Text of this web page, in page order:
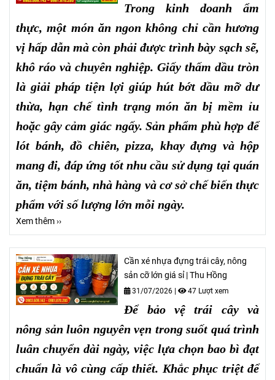
Trong kinh doanh ẩm
thực, một món ăn ngon không chỉ cần hương
vị hấp dẫn mà còn phải được trình bày sạch sẽ,
khô ráo và chuyên nghiệp. Giấy thấm dầu tròn
là giải pháp tiện lợi giúp hút bớt dầu mỡ dư
thừa, hạn chế tình trạng món ăn bị mềm ỉu
hoặc gây cảm giác ngấy. Sản phẩm phù hợp để
lót bánh, đồ chiên, pizza, khay đựng và hộp
mang đi, đáp ứng tốt nhu cầu sử dụng tại quán
ăn, tiệm bánh, nhà hàng và cơ sở chế biến thực
phẩm với số lượng lớn mỗi ngày.
Xem thêm ››
Cần xé nhựa đựng trái cây, nông
sản cỡ lớn giá sỉ | Thu Hồng
31/07/2026 | 47 Lượt xem
Để bảo vệ trái cây và
nông sản luôn nguyên vẹn trong suốt quá trình
luân chuyển dài ngày, việc lựa chọn bao bì đạt
chuẩn là vô cùng cấp thiết. Khắc phục triệt để